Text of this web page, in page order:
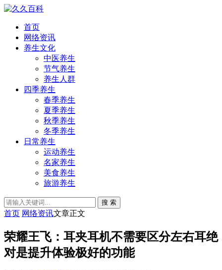
首页
网络资讯
养生文化
中医养生
节气养生
养生人群
四季养生
春季养生
夏季养生
秋季养生
冬季养生
日常养生
运动养生
名家养生
美食养生
旅游养生
搜 索
首页 网络资讯文章正文
荣耀王飞：耳夹耳机不需要区分左右耳绝
对是提升体验极好的功能